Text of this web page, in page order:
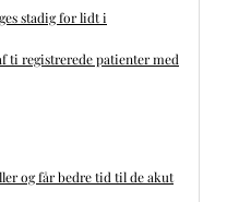
stadig for lidt i
ti registrerede patienter med
og får bedre tid til de akut